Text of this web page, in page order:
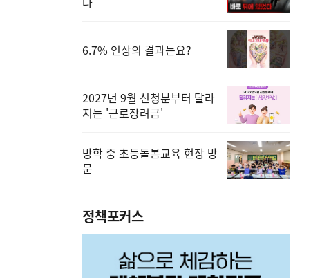
6.7% 인상의 결과는요?
2027년 9월 신청분부터 달라
지는 '근로장려금'
방학 중 초등돌봄교육 현장 방
문
정책포커스